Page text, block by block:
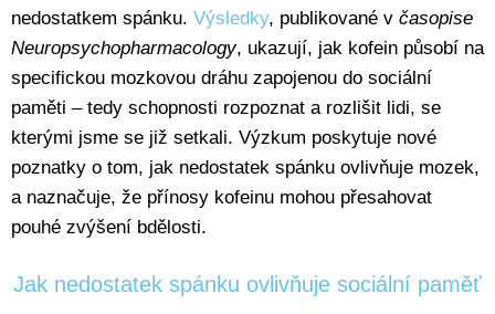
nedostatkem spánku. Výsledky, publikované v časopise
Neuropsychopharmacology, ukazují, jak kofein působí na
specifickou mozkovou dráhu zapojenou do sociální
paměti – tedy schopnosti rozpoznat a rozlišit lidi, se
kterými jsme se již setkali. Výzkum poskytuje nové
poznatky o tom, jak nedostatek spánku ovlivňuje mozek,
a naznačuje, že přínosy kofeinu mohou přesahovat
pouhé zvýšení bdělosti.
Jak nedostatek spánku ovlivňuje sociální paměť